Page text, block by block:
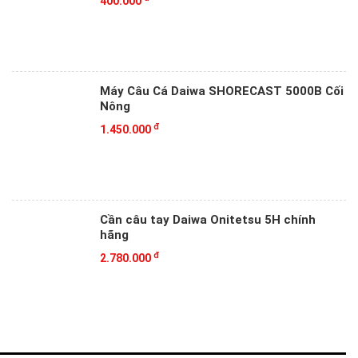
Máy Câu Cá Daiwa SHORECAST 5000B Cối
Nông
1.450.000 đ
Cần câu tay Daiwa Onitetsu 5H chính
hãng
2.780.000 đ